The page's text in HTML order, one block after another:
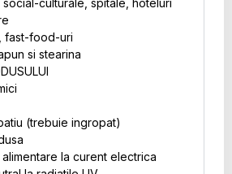
fast-food-uri
si stearina
(trebuie ingropat)
la curent electrica